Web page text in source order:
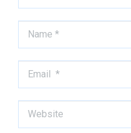
Name *
Email *
Website